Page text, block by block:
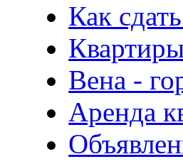
Как
Вена -
Аренда